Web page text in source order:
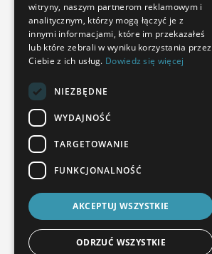
WARUNKI
Oświadczenie o ochronie prywatności
odcisk
kontakt
ENGLISH
ITALIAN
witryny, naszym partnerom reklamowym i
analitycznym, którzy mogą łączyć je z
innymi informacjami, które im przekazałeś
lub które zebrali w wyniku korzystania przez
Ciebie z ich usług. Dowiedz się więcej
NIEZBĘDNE
WYDAJNOŚĆ
TARGETOWANIE
FUNKCJONALNOŚĆ
AKCEPTUJ WSZYSTKIE
ODRZUĆ WSZYSTKIE